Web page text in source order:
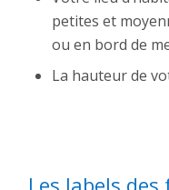
petites et
ou en bord de
La hauteur de
Les labels